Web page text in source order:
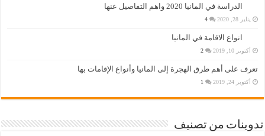
الدراسة في المانيا 2020 واهم التفاصيل عنها
يناير 28, 2020 4
انواع الاقامة في المانيا
أكتوبر 10, 2019 2
تعرف على أهم طرق الهجرة إلى المانيا وأنواع الإقامات بها
أكتوبر 24, 2019 1
تدوينات من تصنيف